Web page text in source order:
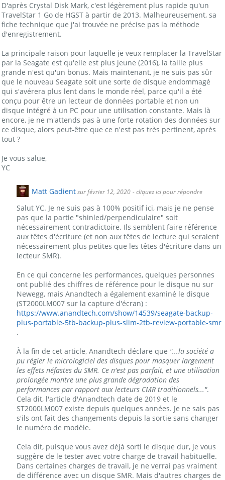
D'après Crystal Disk Mark, c'est légèrement plus rapide qu'un
TravelStar 1 Go de HGST à partir de 2013. Malheureusement, sa
fiche technique que j'ai trouvée ne précise pas la méthode
d'enregistrement.
La principale raison pour laquelle je veux remplacer la TravelStar
par la Seagate est qu'elle est plus jeune (2016), la taille plus
grande n'est qu'un bonus. Mais maintenant, je ne suis pas sûr
que le nouveau Seagate soit une sorte de disque endommagé
qui s'avérera plus lent dans le monde réel, parce qu'il a été
conçu pour être un lecteur de données portable et non un
disque intégré à un PC pour une utilisation constante. Mais là
encore, je ne m'attends pas à une forte rotation des données sur
ce disque, alors peut-être que ce n'est pas très pertinent, après
tout ?
Je vous salue,
YC
Matt Gadientsur février 12, 2020 - cliquez ici pour répondre
Salut YC. Je ne suis pas à 100% positif ici, mais je ne pense
pas que la partie "shinled/perpendiculaire" soit
nécessairement contradictoire. Ils semblent faire référence
aux têtes d'écriture (et non aux têtes de lecture qui seraient
nécessairement plus petites que les têtes d'écriture dans un
lecteur SMR).
En ce qui concerne les performances, quelques personnes
ont publié des chiffres de référence pour le disque nu sur
Newegg, mais Anandtech a également examiné le disque
(ST2000LM007 sur la capture d'écran) :
https://www.anandtech.com/show/14539/seagate-backup-
plus-portable-5tb-backup-plus-slim-2tb-review-portable-smr
.
À la fin de cet article, Anandtech déclare que "...la société a
pu régler le micrologiciel des disques pour masquer largement
les effets néfastes du SMR. Ce n'est pas parfait, et une utilisation
prolongée montre une plus grande dégradation des
performances par rapport aux lecteurs CMR traditionnels...".
Cela dit, l'article d'Anandtech date de 2019 et le
ST2000LM007 existe depuis quelques années. Je ne sais pas
s'ils ont fait des changements depuis la sortie sans changer
le numéro de modèle.
Cela dit, puisque vous avez déjà sorti le disque dur, je vous
suggère de le tester avec votre charge de travail habituelle.
Dans certaines charges de travail, je ne verrai pas vraiment
de différence avec un disque SMR. Mais d'autres charges de